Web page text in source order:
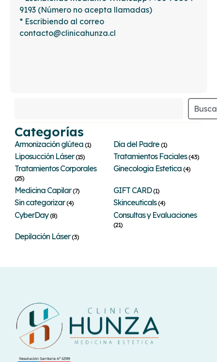
9193 (Número no acepta llamadas)
* Escribiendo al correo
contacto@clinicahunza.cl
Categorías
Armonización glútea(1) Dia del Padre(1)
Liposucción Láser(15) Tratamientos Faciales(43)
Tratamientos Corporales
(25)
Ginecologia Estetica(4)
Medicina Capilar(7) GIFT CARD(1)
Sin categorizar(4) Skinceuticals(4)
CyberDay(8) Consultas y Evaluaciones
(21)
Depilación Láser(3)